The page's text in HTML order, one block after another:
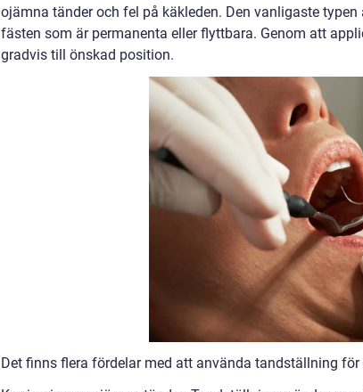
ojämna tänder och fel på käkleden. Den vanligaste
fästen som är permanenta eller flyttbara. Genom att
gradvis till önskad position.
Det finns flera fördelar med att använda tandställning för